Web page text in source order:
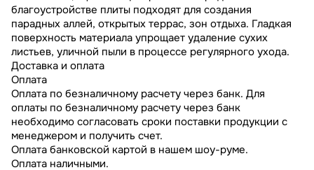
благоустройстве плиты подходят для создания
парадных аллей, открытых террас, зон отдыха. Гладкая
поверхность материала упрощает удаление сухих
листьев, уличной пыли в процессе регулярного ухода.
Доставка и оплата
Оплата
Оплата по безналичному расчету через банк. Для
оплаты по безналичному расчету через банк
необходимо согласовать сроки поставки продукции с
менеджером и получить счет.
Оплата банковской картой в нашем шоу-руме.
Оплата наличными.